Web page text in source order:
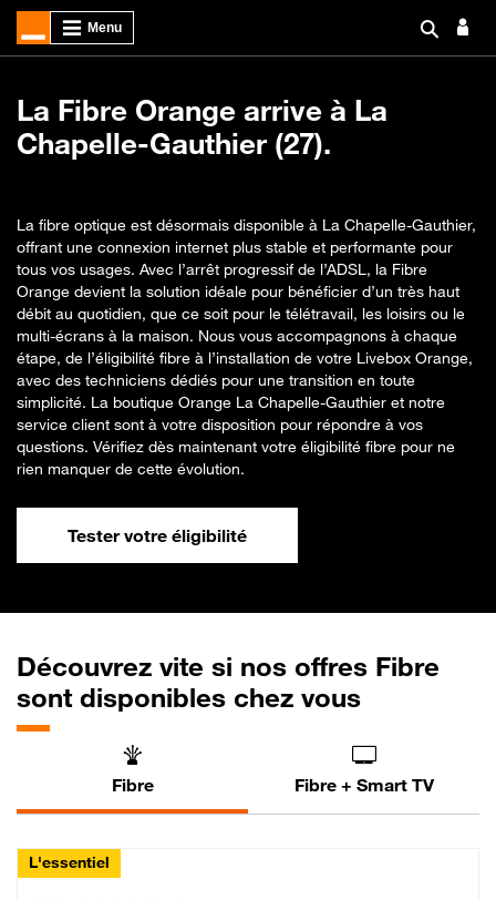
La Fibre Orange arrive à La
Chapelle-Gauthier (27).
La fibre optique est désormais disponible à La Chapelle-Gauthier,
offrant une connexion internet plus stable et performante pour
tous vos usages. Avec l’arrêt progressif de l’ADSL, la Fibre
Orange devient la solution idéale pour bénéficier d’un très haut
débit au quotidien, que ce soit pour le télétravail, les loisirs ou le
multi-écrans à la maison. Nous vous accompagnons à chaque
étape, de l’éligibilité fibre à l’installation de votre Livebox Orange,
avec des techniciens dédiés pour une transition en toute
simplicité. La boutique Orange La Chapelle-Gauthier et notre
service client sont à votre disposition pour répondre à vos
questions. Vérifiez dès maintenant votre éligibilité fibre pour ne
rien manquer de cette évolution.
Tester votre éligibilité
Découvrez vite si nos offres Fibre
sont disponibles chez vous
Fibre Fibre + Smart TV
L'essentiel